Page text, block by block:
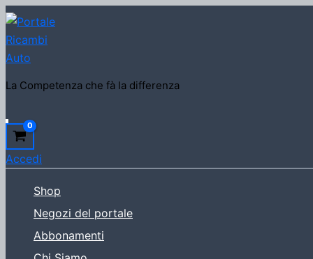
Vai
al
contenuto
La Competenza che fà la differenza
Accedi
Shop
Negozi del portale
Abbonamenti